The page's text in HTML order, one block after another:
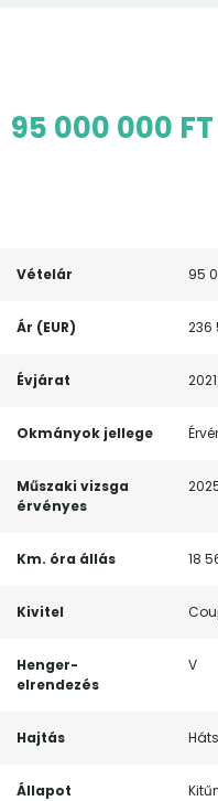
95 000 000 FT
Vételár 95
Ár (EUR) 236
Évjárat
Okmányok jellege
Műszaki vizsga
érvényes
Km. óra állás 18
Kivitel
Henger-
elrendezés
V
Hajtás
Állapot